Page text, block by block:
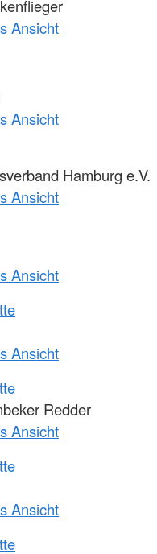
Ansicht
Ansicht
Hamburg e.V.
Ansicht
Ansicht
Ansicht
Redder
Ansicht
Ansicht